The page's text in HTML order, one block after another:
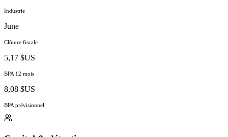
Industrie
June
Clôture fiscale
5,17 $US
BPA 12 mois
8,08 $US
BPA prévisionnel